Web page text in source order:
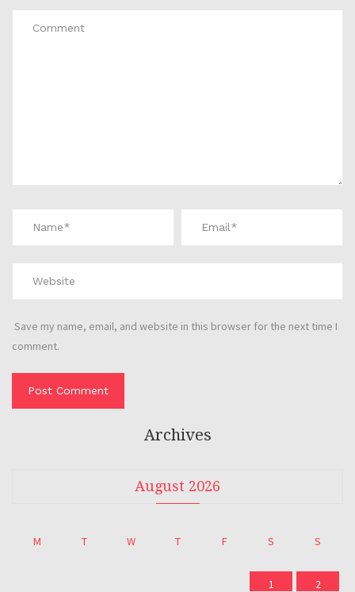
Save my name, email, and website in this browser for the next time I
comment.
Archives
August 2026
M T W T F S S
1
2